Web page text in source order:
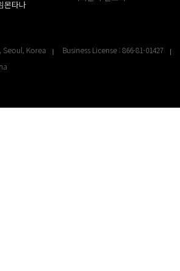
몬타나
Seoul, Korea Business License : 866-81-01427